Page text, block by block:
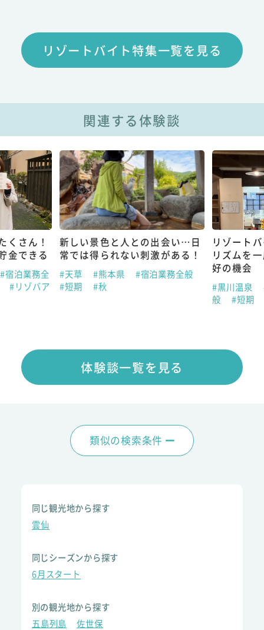
リゾートバイト特集一覧を見る
関連する体験談
くさん！
金できる
#宿泊業務全
#リゾバア
新しい景色と人との出会い…日
常では得られない刺激がある！
#天草 #熊本県
#宿泊業務全般
#短期
#秋
リゾート
リズムを
好の機会
#黒川温泉
般
#短期
体験談一覧を見る
類似の検索条件
同じ観光地から探す
雲仙
同じシーズンから探す
6月スタート
別の観光地から探す
五島列島
佐世保